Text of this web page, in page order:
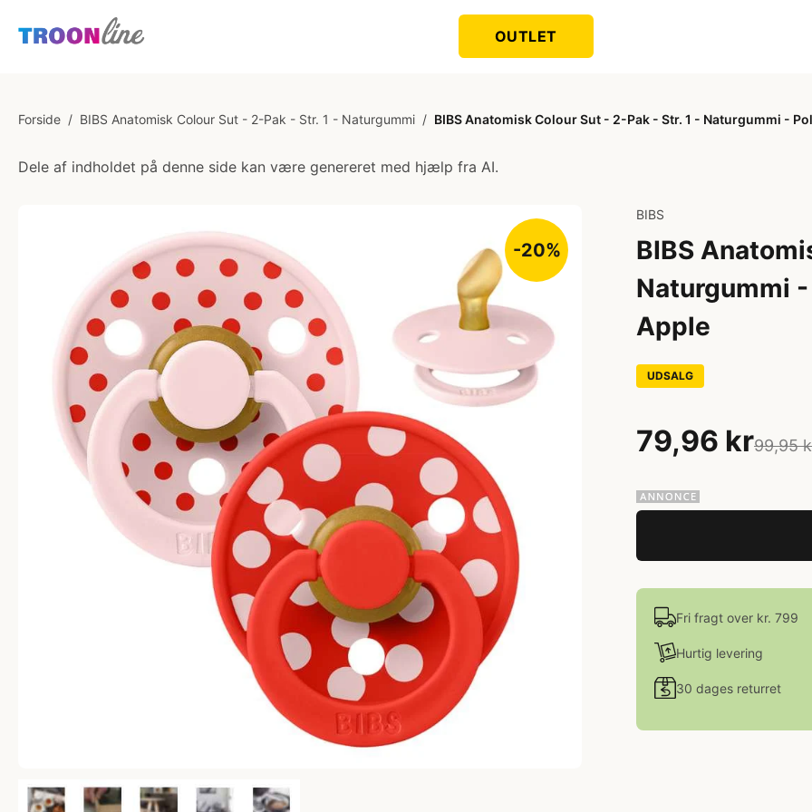
OUTLET
Forside / BIBS Anatomisk Colour Sut - 2-Pak - Str. 1 - Naturgummi / BIBS Anatomisk Colour Sut - 2-Pak - Str. 1 - Naturgummi -
Dele af indholdet på denne side kan være genereret med hjælp fra AI.
-20%
BIBS
BIBS
Naturgummi
Apple
UDSALG
79,96 kr99,95
Fri fragt over kr. 799
Hurtig levering
30 dages returret